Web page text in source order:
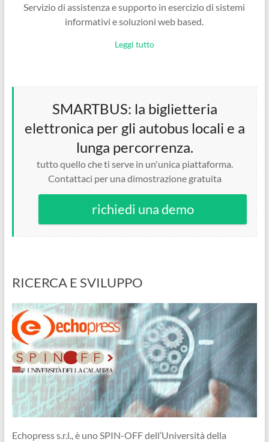
Servizio di assistenza e supporto in esercizio di sistemi
informativi e soluzioni web based.
Leggi tutto
SMARTBUS: la biglietteria
elettronica per gli autobus locali e a
lunga percorrenza.
tutto quello che ti serve in un'unica piattaforma.
Contattaci per una dimostrazione gratuita
richiedi una demo
RICERCA E SVILUPPO
Echopress s.r.l., è uno SPIN-OFF dell’Università della